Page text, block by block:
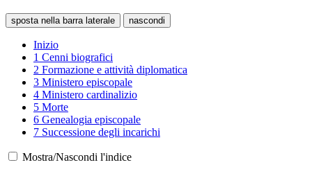
sposta nella barra laterale nascondi
Inizio
1 Cenni biografici
2 Formazione e attività diplomatica
3 Ministero episcopale
4 Ministero cardinalizio
5 Morte
6 Genealogia episcopale
7 Successione degli incarichi
Mostra/Nascondi l'indice